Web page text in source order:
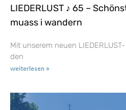
LIEDERLUST ♪ 65 –
muass i wandern
Mit unserem neuen
den
weiterlesen »